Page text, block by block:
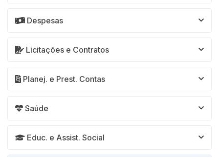
Despesas
Licitações e Contratos
Planej. e Prest. Contas
Saúde
Educ. e Assist. Social